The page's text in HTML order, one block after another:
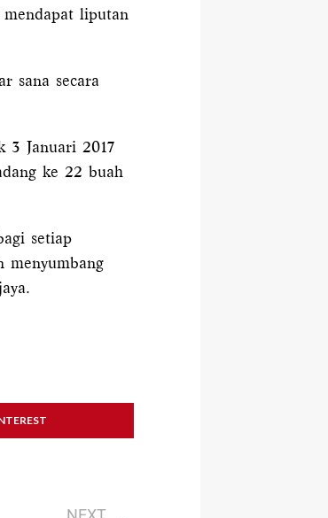
liputan
sana secara
3 Januari 2017
ke 22 buah
setiap
menyumbang